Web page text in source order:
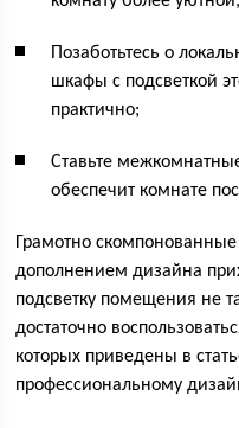
Позаботьтесь о
шкафы с подсветкой
практично;
Ставьте
обеспечит комнате
Грамотно
дополнением дизайна
подсветку помещения не
достаточно
которых приведены в
профессиональному